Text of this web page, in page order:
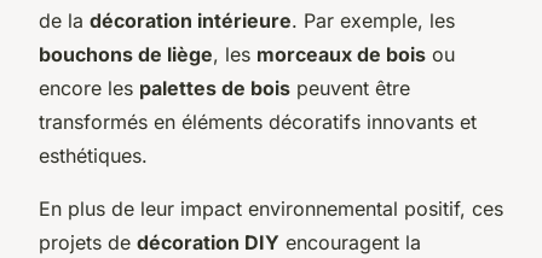
de la décoration intérieure. Par exemple, les
bouchons de liège, les morceaux de bois ou
encore les palettes de bois peuvent être
transformés en éléments décoratifs innovants et
esthétiques.
En plus de leur impact environnemental positif, ces
projets de décoration DIY encouragent la